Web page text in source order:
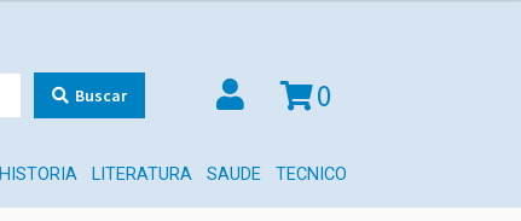
Buscar 0
HISTORIA LITERATURA SAUDE TECNICO